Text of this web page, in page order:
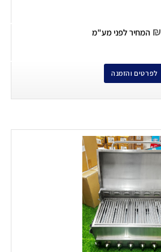
₪ המחיר לפני מע"מ
לפרטים והזמנה